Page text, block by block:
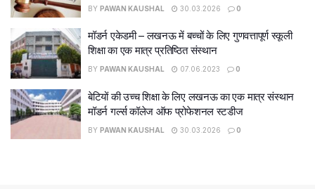
BY PAWAN KAUSHAL 30.03.2026 0
मॉडर्न एकेडमी – लखनऊ में बच्चों के लिए गुणवत्तापूर्ण स्कूली
शिक्षा का एक मात्र प्रतिष्ठित संस्थान
BY PAWAN KAUSHAL 07.06.2023 0
बेटियों की उच्च शिक्षा के लिए लखनऊ का एक मात्र संस्थान
मॉडर्न गर्ल्स कॉलेज ऑफ प्रोफेशनल स्टडीज
BY PAWAN KAUSHAL 30.03.2026 0